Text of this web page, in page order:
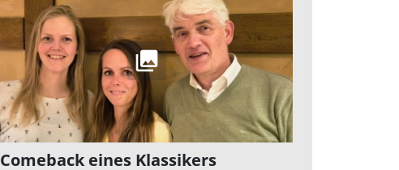
Comeback eines Klassikers